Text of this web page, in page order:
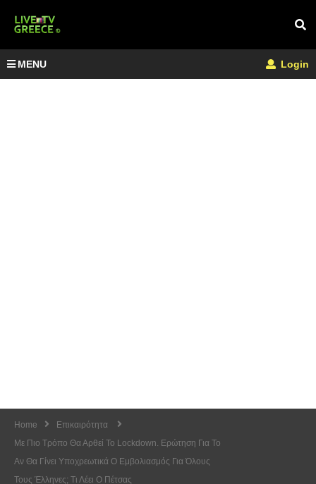
MENU Login
Home
Επικαιρότητα
Με Πιο Τρόπο Θα Αρθεί Το Lockdown. Ερώτηση Για Το
Αν Θα Γίνει Υποχρεωτικά Ο Εμβολιασμός Για Όλους
Τους Έλληνες; Τι Λέει Ο Πέτσας